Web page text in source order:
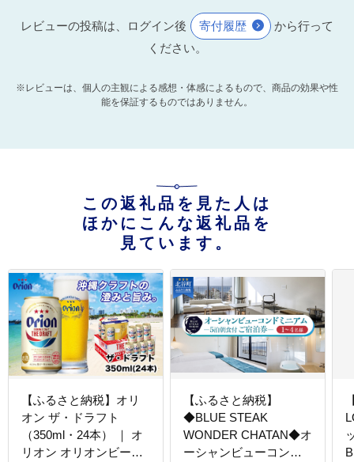
レビューの投稿は、ログイン後 寄付履歴
から行って
ください。
※レビューは、個人の主観による感想・体感によるもので、商品の効果や性
能を保証するものではありません。
この返礼品を見た人は
ほかにこんな返礼品を
見ています。
【ふるさと納税】オリ
オン ザ・ドラフト
（350ml・24本） ｜ オ
リオン オリオンビール
【ふるさと納税】
◆BLUE STEAK
WONDER CHATAN◆オ
ーシャンビューコンド